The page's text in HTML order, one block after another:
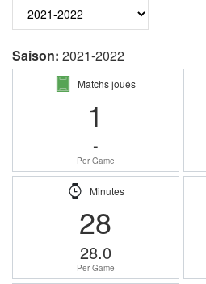
Saison: 2021-2022
Matchs joués
1
-
Per Game
Minutes
28
28.0
Per Game